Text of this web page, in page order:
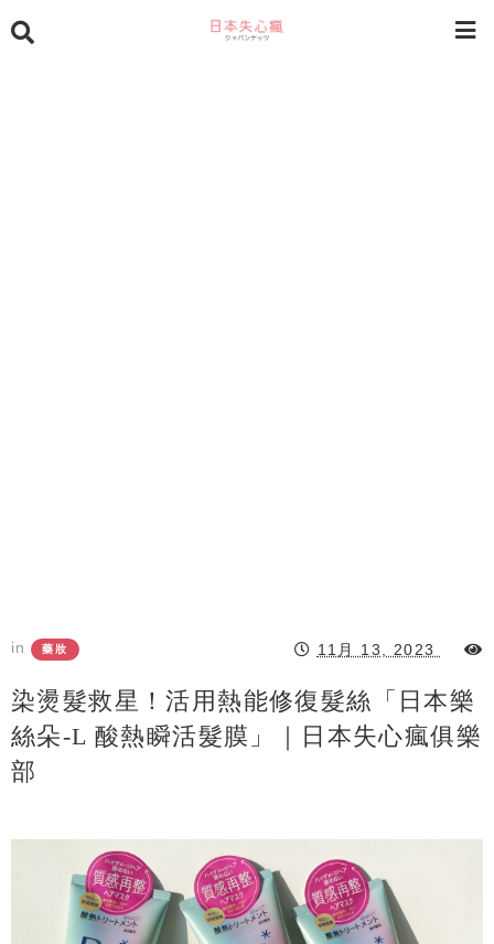
in 藥妝 11月 13, 2023
染燙髮救星！活用熱能修復髮絲「日本樂
絲朵-L 酸熱瞬活髮膜」｜日本失心瘋俱樂
部